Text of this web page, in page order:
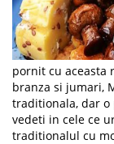
pornit cu aceasta
branza si jumari,
traditionala, dar o
vedeti in cele ce
traditionalul cu